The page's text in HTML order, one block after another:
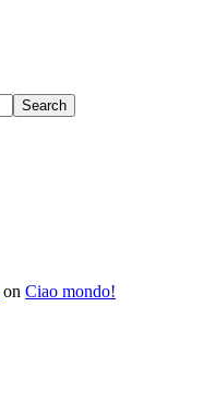
on Ciao mondo!